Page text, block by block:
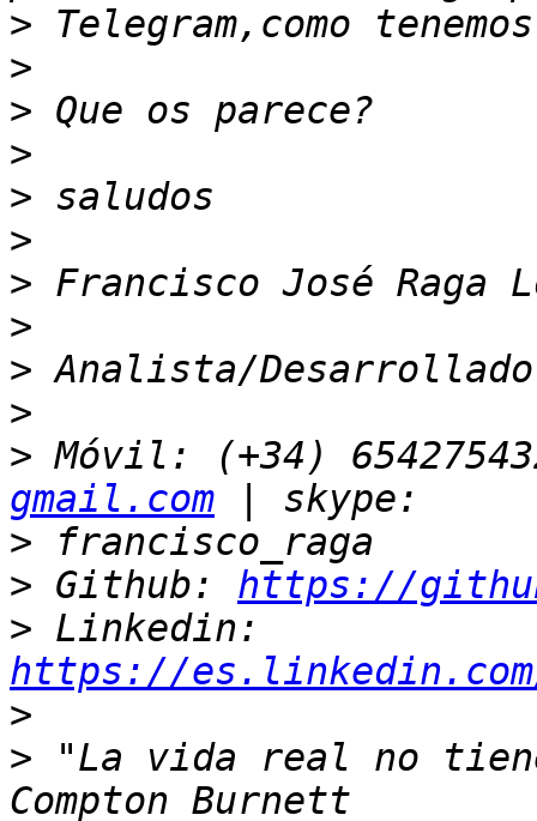
>
>
>
>
>
>
>
>
>
>
> Móvil: (+34)
gmail.com
>
> Github: https://
>
https://
>
> "La vida real no